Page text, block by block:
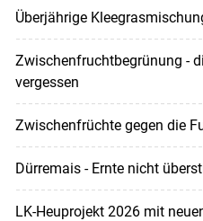
Überjährige
Zwischenfruchtbegrünung -
vergessen
Zwischenfrüchte gegen die
Dürremais - Ernte nicht
LK-Heuprojekt 2026 mit